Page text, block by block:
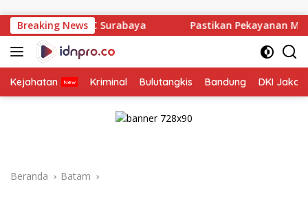
ke
konten
Breaking News Pastikan Pekayanan Maksimal, Direksi
Kejahatan Kriminal Bulutangkis Bandung DKI
Beranda Batam